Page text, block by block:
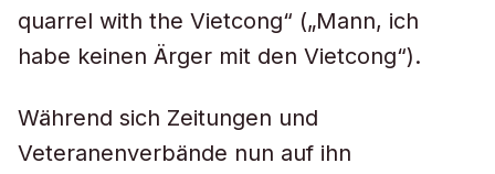
quarrel with the Vietcong“ („Mann, ich
habe keinen Ärger mit den Vietcong“).
Während sich Zeitungen und
Veteranenverbände nun auf ihn